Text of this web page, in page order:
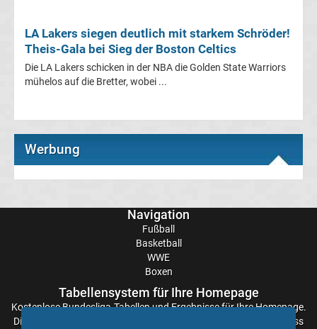
League
Tabelle
Formel
1
LA Lakers siegen deutlich mit starkem Schröder!
Theis-Gala bei Sieg der Boston Celtics
Die LA Lakers schicken in der NBA die Golden State Warriors
mühelos auf die Bretter, wobei ...
Werbung
Navigation
Fußball
Basketball
WWE
Boxen
Tabellensystem für Ihre Homepage
KostenloseBundesliga-Tabellenund Ergebnisse für Ihre Homepage.
Die Aktualisierung der Ergebnisse erfolgt alle paar Minuten, sodass